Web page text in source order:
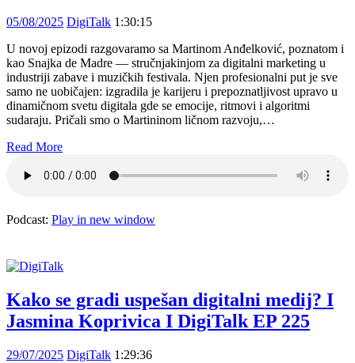
05/08/2025 DigiTalk 1:30:15
U novoj epizodi razgovaramo sa Martinom Anđelković, poznatom i
kao Snajka de Madre — stručnjakinjom za digitalni marketing u
industriji zabave i muzičkih festivala. Njen profesionalni put je sve
samo ne uobičajen: izgradila je karijeru i prepoznatljivost upravo u
dinamičnom svetu digitala gde se emocije, ritmovi i algoritmi
sudaraju. Pričali smo o Martininom ličnom razvoju,…
Read More
Podcast: Play in new window
Kako se gradi uspešan digitalni medij? I
Jasmina Koprivica I DigiTalk EP 225
29/07/2025 DigiTalk 1:29:36